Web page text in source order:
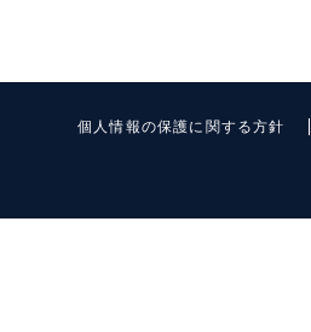
個人情報の保護に関する方針